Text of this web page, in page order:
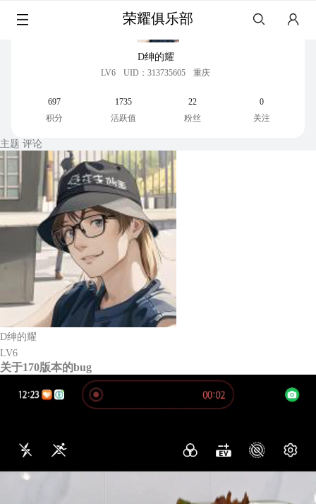
荣耀俱乐部
D绅的耀
LV6 UID：313735605 重庆
697
积分
1735
活跃值
22
粉丝
0
关注
主题 评论
D绅的耀
LV6
关于170版本的bug